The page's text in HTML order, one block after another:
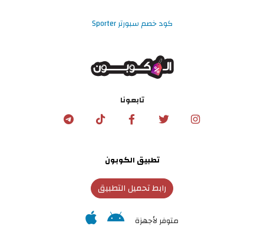
كود خصم سبورتر Sporter
تابعونا
تطبيق الكوبون
رابط تحميل التطبيق
متوفر لأجهزة